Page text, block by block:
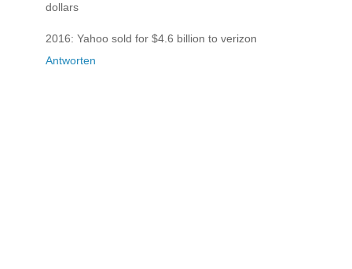
dollars
2016: Yahoo sold for $4.6 billion to verizon
Antworten